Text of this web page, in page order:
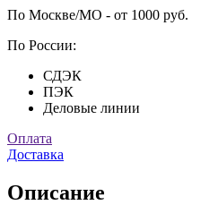
По Москве/МО - от 1000 руб.
По России:
СДЭК
ПЭК
Деловые линии
Оплата
Доставка
Описание